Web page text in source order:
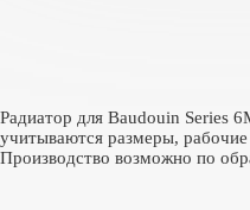
Радиатор для Baudouin Series
учитываются размеры, рабочие
Производство возможно по